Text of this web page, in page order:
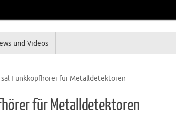
und Videos
Funkkopfhörer für Metalldetektoren
für Metalldetektoren